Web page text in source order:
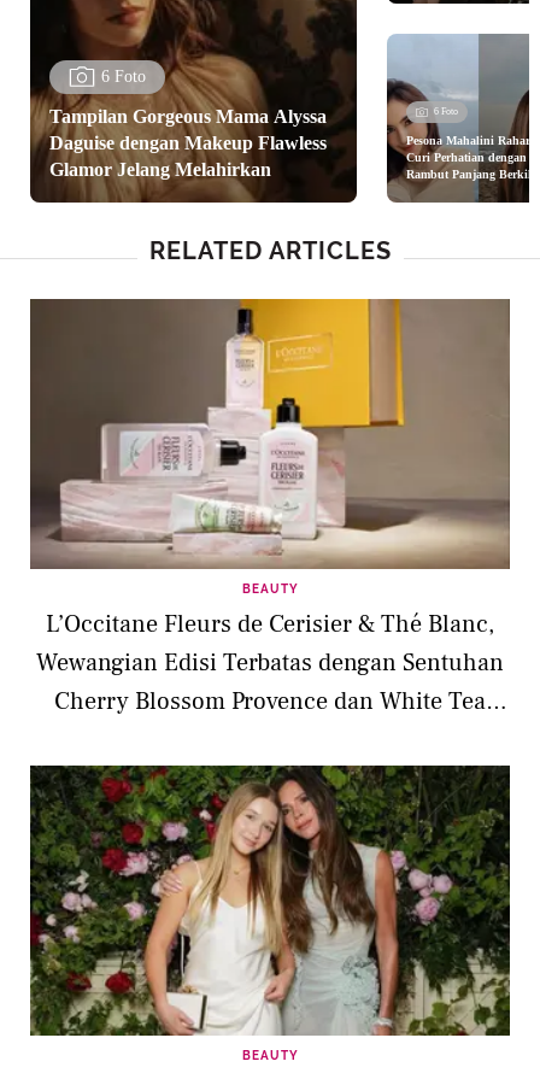
6 Foto
Tampilan Gorgeous Mama Alyssa
Daguise dengan Makeup Flawless
Glamor Jelang Melahirkan
6 Foto
Pesona Mahalini Raharja
Curi Perhatian dengan
Rambut Panjang
di Tepi Pantai, Tetap
RELATED ARTICLES
BEAUTY
L’Occitane Fleurs de Cerisier & Thé Blanc,
Wewangian Edisi Terbatas dengan Sentuhan
Cherry Blossom Provence dan White Tea
BEAUTY